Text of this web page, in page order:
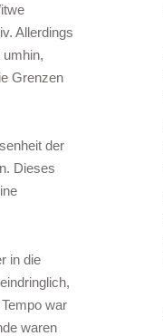
Allerdings
Grenzen
der
Dieses
in die
war
waren